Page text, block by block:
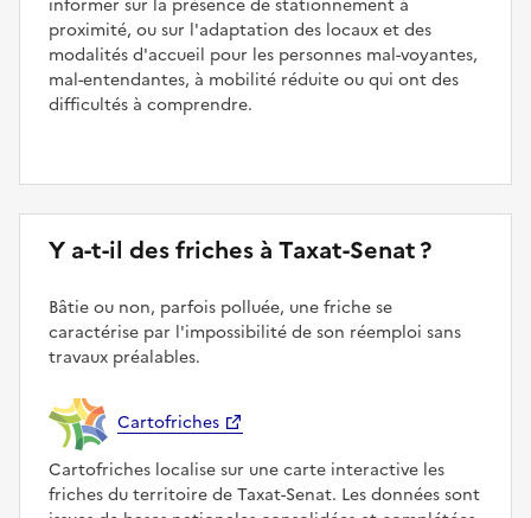
proximité, ou sur l'adaptation des locaux et des
modalités d'accueil pour les personnes mal-voyantes,
mal-entendantes, à mobilité réduite ou qui ont des
difficultés à comprendre.
Y a-t-il des friches à Taxat-Senat ?
Bâtie ou non, parfois polluée, une friche se
caractérise par l'impossibilité de son réemploi sans
travaux préalables.
Cartofriches
Cartofriches localise sur une carte interactive les
friches du territoire de Taxat-Senat. Les données sont